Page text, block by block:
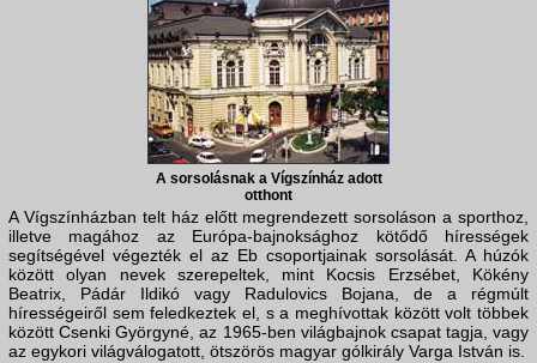
A sorsolásnak a Vígszínház adott
otthont
A Vígszínházban telt ház előtt megrendezett sorsoláson a sporthoz,
illetve magához az Európa-bajnoksághoz kötődő hírességek
segítségével végezték el az Eb csoportjainak sorsolását. A húzók
között olyan nevek szerepeltek, mint Kocsis Erzsébet, Kökény
Beatrix, Pádár Ildikó vagy Radulovics Bojana, de a régmúlt
hírességeiről sem feledkeztek el, s a meghívottak között volt többek
között Csenki Györgyné, az 1965-ben világbajnok csapat tagja, vagy
az egykori világválogatott, ötszörös magyar gólkirály Varga István is.